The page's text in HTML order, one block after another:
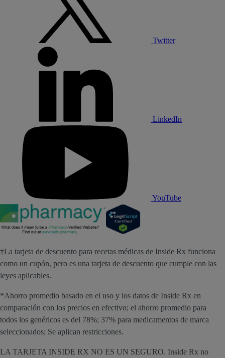
Twitter
LinkedIn
YouTube
†La tarjeta de descuento para recetas médicas de Inside Rx funciona
como un cupón, pero es una tarjeta de descuento que cumple con las
leyes aplicables.
*Ahorro promedio basado en el uso y los datos de Inside Rx en
comparación con los precios en efectivo; el ahorro promedio para
todos los genéricos es del 78%; 37% para medicamentos de marca
seleccionados; Se aplican restricciones.
LA TARJETA INSIDE RX NO ES UN SEGURO. Inside Rx no